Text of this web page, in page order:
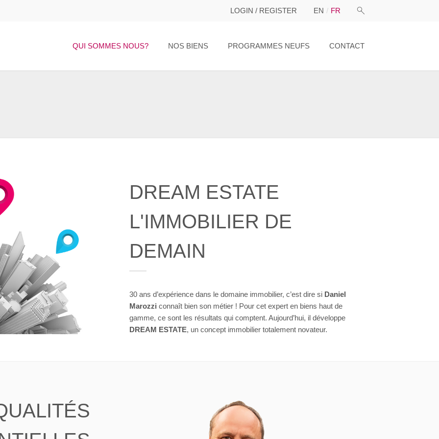
LOGIN / REGISTER EN FR
QUI SOMMES NOUS? NOS BIENS PROGRAMMES NEUFS CONTACT
DREAM ESTATE
L'IMMOBILIER DE
DEMAIN
30 ans d’expérience dans le domaine immobilier, c’est dire si Daniel
Marozzi connaît bien son métier ! Pour cet expert en biens haut de
gamme, ce sont les résultats qui comptent. Aujourd’hui, il développe
DREAM ESTATE, un concept immobilier totalement novateur.